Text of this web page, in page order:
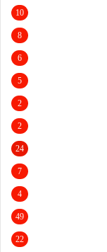
10
8
6
5
2
2
24
7
4
49
22